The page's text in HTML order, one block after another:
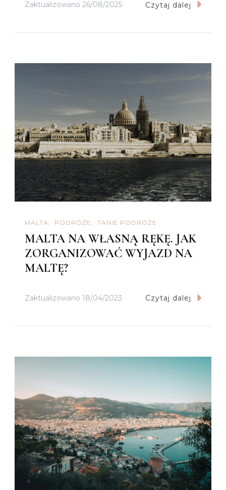
Zaktualizowano 26/08/2025 Czytaj dalej
MALTA PODRÓŻE TANIE PODRÓŻE
MALTA NA WŁASNĄ RĘKĘ. JAK
ZORGANIZOWAĆ WYJAZD NA
MALTĘ?
Zaktualizowano 18/04/2023 Czytaj dalej